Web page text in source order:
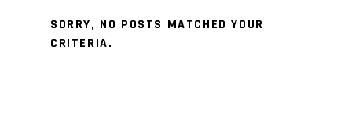
SORRY, NO POSTS MATCHED YOUR
CRITERIA.